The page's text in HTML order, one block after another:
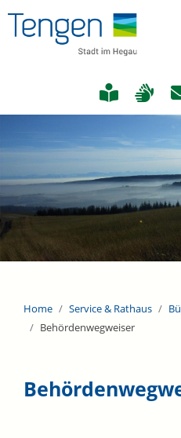
Home Service & Rathaus
Behördenwegweiser